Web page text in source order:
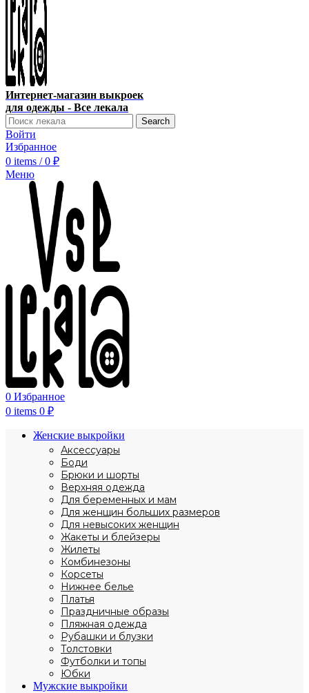
Интернет-магазин выкроек
для одежды - Все лекала
Search
Войти
Избранное
0 items / 0 ₽
Меню
0 Избранное
0 items 0 ₽
Женские выкройки
Аксессуары
Боди
Брюки и шорты
Верхняя одежда
Для беременных и мам
Для женщин больших размеров
Для невысоких женщин
Жакеты и блейзеры
Жилеты
Комбинезоны
Корсеты
Нижнее белье
Платья
Праздничные образы
Пляжная одежда
Рубашки и блузки
Толстовки
Футболки и топы
Юбки
Мужские выкройки